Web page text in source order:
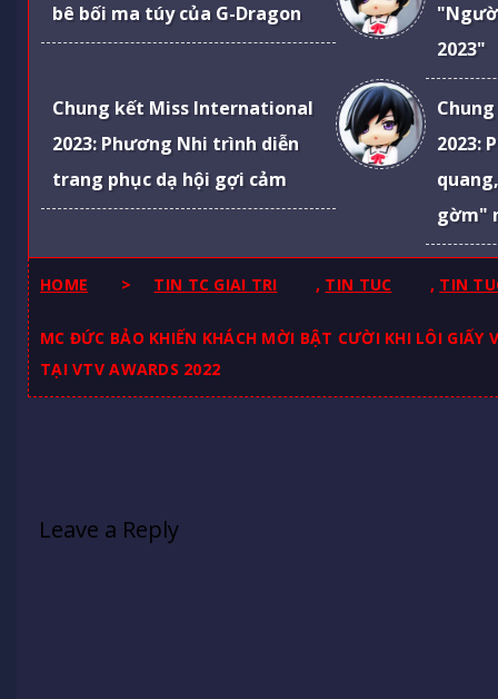
bê bối ma túy của G-Dragon
2023"
Chung kết Miss International
2023: Phương Nhi trình diễn
trang phục dạ hội gợi cảm
2023:
gờm"
HOME > TIN TC GIAI TRI , TIN TUC , TIN
MC ĐỨC BẢO KHIẾN KHÁCH MỜI BẬT CƯỜI KHI LÔI GIẤY
TẠI VTV AWARDS 2022
Leave a Reply